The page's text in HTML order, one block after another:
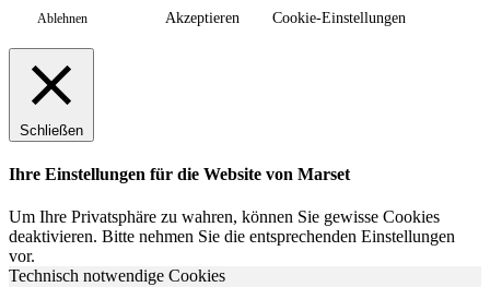
Ablehnen Akzeptieren Cookie-Einstellungen
Schließen
Ihre Einstellungen für die Website von Marset
Um Ihre Privatsphäre zu wahren, können Sie gewisse Cookies
deaktivieren. Bitte nehmen Sie die entsprechenden Einstellungen
vor.
Technisch notwendige Cookies